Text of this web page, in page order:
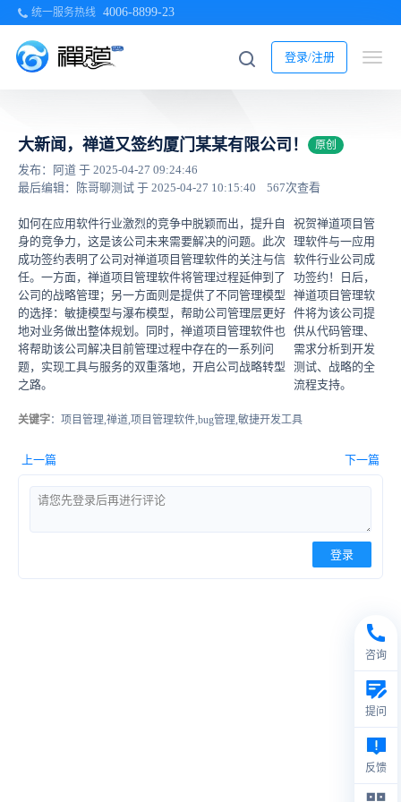
统一服务热线 4006-8899-23
登录/注册
大新闻，禅道又签约厦门某某有限公司！ 原创
发布：阿道 于 2025-04-27 09:24:46
最后编辑：陈哥聊测试 于 2025-04-27 10:15:40
567次查看
祝贺禅道项目管
理软件与一应用
软件行业公司成
功签约！日后，
禅道项目管理软
件将为该公司提
供从代码管理、
需求分析到开发
测试、战略的全
流程支持。
如何在应用软件行业激烈的竞争中脱颖而出，提升自
身的竞争力，这是该公司未来需要解决的问题。此次
成功签约表明了公司对禅道项目管理软件的关注与信
任。一方面，禅道项目管理软件将管理过程延伸到了
公司的战略管理；另一方面则是提供了不同管理模型
的选择：敏捷模型与瀑布模型，帮助公司管理层更好
地对业务做出整体规划。同时，禅道项目管理软件也
将帮助该公司解决目前管理过程中存在的一系列问
题，实现工具与服务的双重落地，开启公司战略转型
之路。
关键字：项目管理,禅道,项目管理软件,bug管理,敏捷开发工具
上一篇 下一篇
登录
咨询
提问
反馈